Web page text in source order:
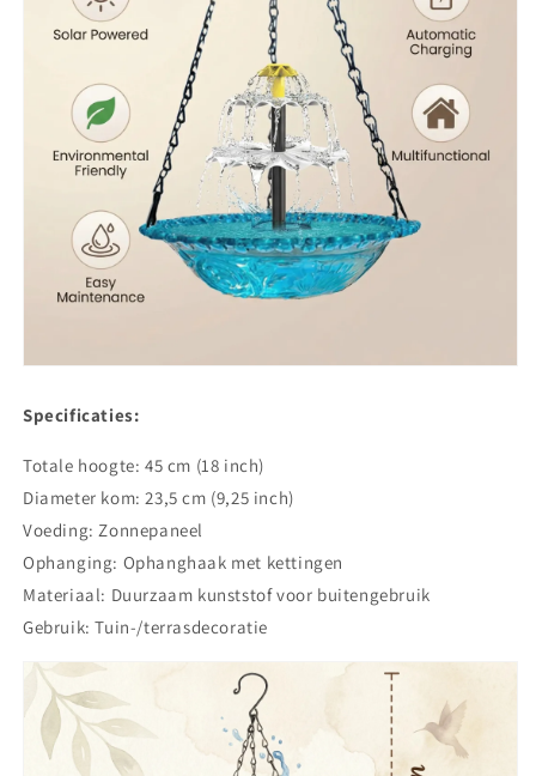
Specificaties:
Totale hoogte: 45 cm (18 inch)
Diameter kom: 23,5 cm (9,25 inch)
Voeding: Zonnepaneel
Ophanging: Ophanghaak met kettingen
Materiaal: Duurzaam kunststof voor buitengebruik
Gebruik: Tuin-/terrasdecoratie